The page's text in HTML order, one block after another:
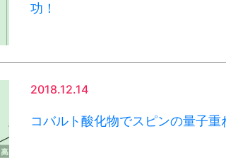
功！
2018.12.14
コバルト酸化物でスピンの量子重